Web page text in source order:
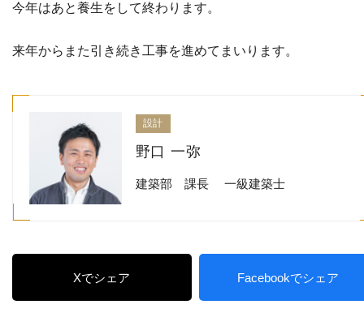
今年はあと養生をして終わります。
来年からまた引き続き工事を進めてまいります。
設計
野口 一弥
建築部 課長 一級建築士
Xでシェア Facebookでシェア